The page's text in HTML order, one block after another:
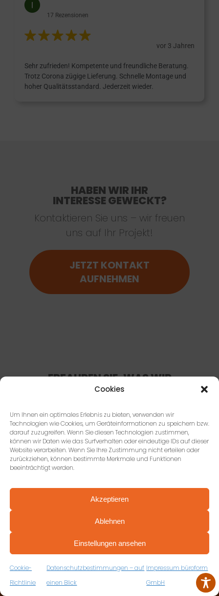
Cookies
Um Ihnen ein optimales Erlebnis zu bieten, verwenden wir
Technologien wie Cookies, um Geräteinformationen zu speichern bzw.
darauf zuzugreifen. Wenn Sie diesen Technologien zustimmen,
können wir Daten wie das Surfverhalten oder eindeutige IDs auf dieser
Website verarbeiten. Wenn Sie Ihre Zustimmung nicht erteilen oder
zurückziehen, können bestimmte Merkmale und Funktionen
beeinträchtigt werden.
Akzeptieren
Ablehnen
Einstellungen ansehen
Cookie-
Richtlinie
Datenschutzbestimmungen – auf
einen Blick
Impressum büroform
GmbH
17 Rezensionen
vor 3 Jahren
Sehr zufrieden! Kompetente und freundliche Beratung.
Trotz Corona zügige Lieferung. Schnelle Montage und
hoher Qualitätsstandard. Jederzeit wieder.
HABEN WIR IHR
INTERESSE GEWECKT?
Kontaktieren Sie uns – wir freuen
uns auf Ihr Projekt!
JETZT KONTAKT
AUFNEHMEN
ERFAHREN SIE, WAS WIR
GEMEINSAM
Unsere 5 Ziele für ein erfolgreiches
Projekt.
ZU UNSEREN ZIELEN
KONTAKTIEREN SIE UNS
VEREINBAREN SIE JETZT IHRE
KOSTENFREIE ERSTBERATUNG
ZUM RÜCKRUFFORMULAR